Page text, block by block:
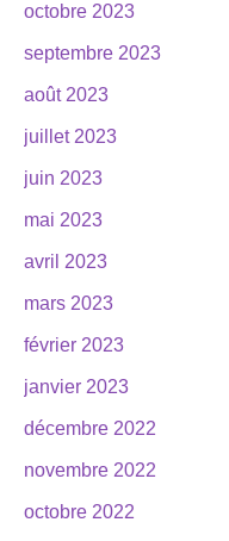
octobre 2023
septembre 2023
août 2023
juillet 2023
juin 2023
mai 2023
avril 2023
mars 2023
février 2023
janvier 2023
décembre 2022
novembre 2022
octobre 2022